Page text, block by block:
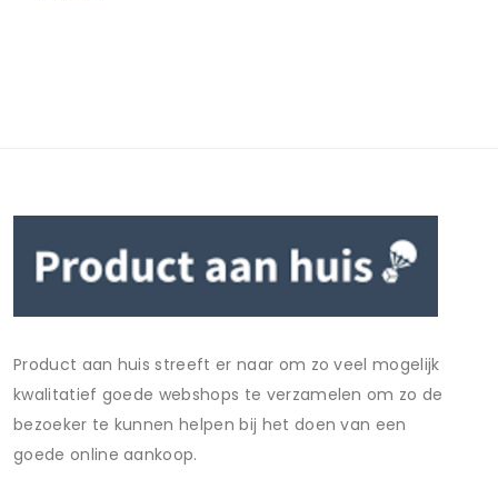
Product aan huis streeft er naar om zo veel mogelijk
kwalitatief goede webshops te verzamelen om zo de
bezoeker te kunnen helpen bij het doen van een
goede online aankoop.